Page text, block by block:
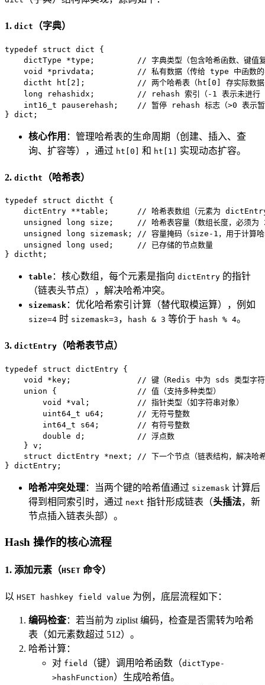
1. dict （字典）
typedef struct dict {
    dictType *type;
// 字典类型（包含哈希函数、键值
void
*privdata;
// 私有数据（传给 type 中函数的
    dictht ht[
2 ];
// 两个哈希表（ht[0] 存实际数
long rehashidx;
// rehash 索引（-1 表示未进行
int16_t pauserehash;
// 暂停 rehash 标志（>0 表示暂
} dict;
核心作用 ：管理哈希表的生命周期（创建、插入、查
询、扩容等），通过 ht[0] 和 ht[1] 实现动态扩容。
2. dictht （哈希表）
typedef struct dictht {
    dictEntry **table;
// 哈希表数组（元素为
unsigned
long size; // 哈希表容量（数组长度，必须为
unsigned
long sizemask; // 容量掩码（size-1，用于计算
unsigned
long used; // 已存储的节点数量
} dictht;
table ：核心数组，每个元素是指向 dictEntry 的指针
（链表头节点），解决哈希冲突。
sizemask ：优化哈希索引计算（替代取模运算），例如
size=4 时 sizemask=3 ， hash & 3 等价于 hash % 4。
3. dictEntry （哈希表节点）
typedef struct dictEntry {
void
*key;
// 键（Redis 中为 sds 类型字符
union {
// 值（支持多种类型）
void
*val;
// 指针类型（如字符串对象）
uint64_t u64;
// 无符号整数
int64_t s64;
// 有符号整数
double d;
// 浮点数
    } v;
struct dictEntry *next ;
// 下一个节点（链表结构，解决哈
} dictEntry;
哈希冲突处理：当两个键的哈希值通过 sizemask 计算后
得到相同索引时，通过 next 指针形成链表（头插法，新
节点插入链表头部）。
Hash 操作的核心流程
1. 添加元素（HSET 命令）
以 HSET hashkey field value 为例，底层流程如下：
编码检查：若当前为 ziplist 编码，检查是否需转为哈希
表（如元素数超过 512）。
哈希计算：
对 field （键）调用哈希函数（dictType-
>hashFunction）生成哈希值。